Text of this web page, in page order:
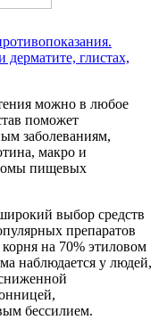
глистах,
можно в любое
поможет
заболеваниям,
макро и
пищевых
выбор средств
препаратов
на 70% этиловом
наблюдается у людей,
бессилием.